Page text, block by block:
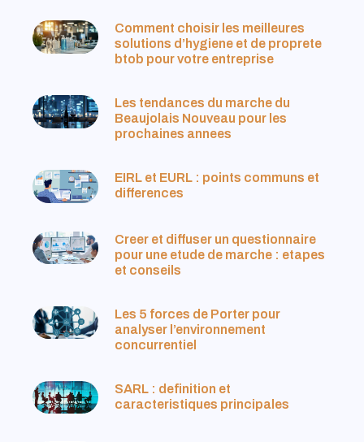
Comment choisir les meilleures
solutions d’hygiene et de proprete
btob pour votre entreprise
Les tendances du marche du
Beaujolais Nouveau pour les
prochaines annees
EIRL et EURL : points communs et
differences
Creer et diffuser un questionnaire
pour une etude de marche : etapes
et conseils
Les 5 forces de Porter pour
analyser l’environnement
concurrentiel
SARL : definition et
caracteristiques principales